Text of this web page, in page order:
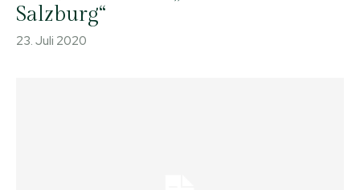
Salzburg“
23. Juli 2020